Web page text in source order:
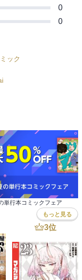
0
0
ック
単行本コミックフェア
もっと見る
3位